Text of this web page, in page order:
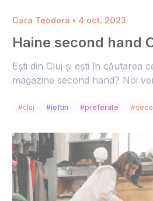
Cara Teodora • 4 oct. 2023
Haine second hand
Ești din Cluj și ești în căutarea
magazine second hand? Noi
#cluj #ieftin #preferate